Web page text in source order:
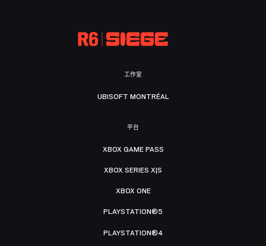
工作室
UBISOFT MONTRÉAL
平台
XBOX GAME PASS
XBOX SERIES X|S
XBOX ONE
PLAYSTATION®5
PLAYSTATION®4